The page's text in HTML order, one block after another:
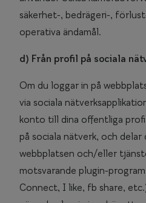
säkerhet-, bedrägeri-,
operativa ändamål.
d) Från profil på sociala
Om du loggar in på
via sociala
konto till dina offentliga
på sociala nätverk, och delar
webbplatsen och/eller
motsvarande plugin-
Connect, I like, fb share,